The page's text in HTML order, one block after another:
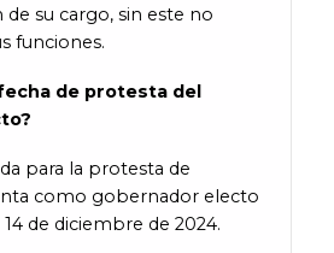
su cargo, sin este no
funciones.
de protesta del
para la protesta de
como gobernador electo
de diciembre de 2024.